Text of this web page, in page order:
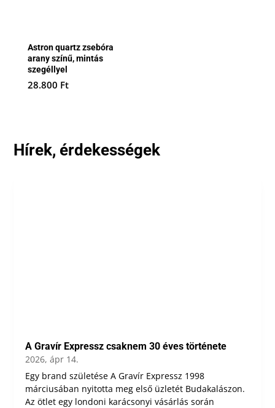
Astron quartz zsebóra
arany színű, mintás
szegéllyel
28.800 Ft
Hírek, érdekességek
A Gravír Expressz csaknem 30 éves története
2026, ápr 14.
Egy brand születése A Gravír Expressz 1998
márciusában nyitotta meg első üzletét Budakalászon.
Az ötlet egy londoni karácsonyi vásárlás során